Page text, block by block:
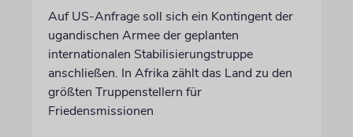
Auf US-Anfrage soll sich ein Kontingent der
ugandischen Armee der geplanten
internationalen Stabilisierungstruppe
anschließen. In Afrika zählt das Land zu den
größten Truppenstellern für
Friedensmissionen